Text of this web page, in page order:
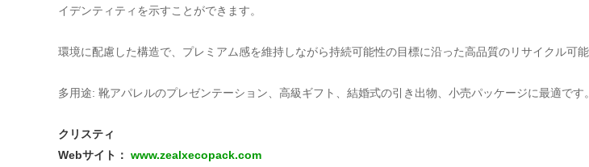
イデンティティを示すことができます。
環境に配慮した構造で、プレミアム感を維持しながら持続可能性の目標に沿った高品質のリサイクル可能
多用途: 靴アパレルのプレゼンテーション、高級ギフト、結婚式の引き出物、小売パッケージに最適です。
クリスティ
Webサイト： www.zealxecopack.com